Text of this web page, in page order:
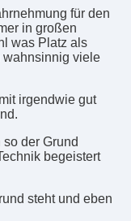
für den
in großen
was Platz als
wahnsinnig viele
irgendwie gut
der Grund
begeistert
steht und eben